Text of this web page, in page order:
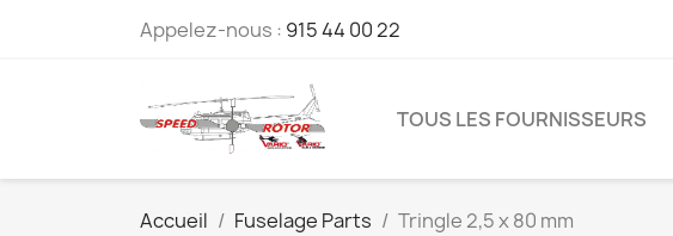
Appelez-nous : 915 44 00 22
TOUS LES FOURNISSEURS
Accueil Fuselage Parts Tringle 2,5 x 80 mm